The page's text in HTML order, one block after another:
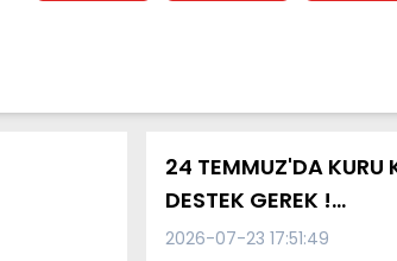
24 TEMMUZ'DA KURU
DESTEK GEREK !...
2026-07-23 17:51:49